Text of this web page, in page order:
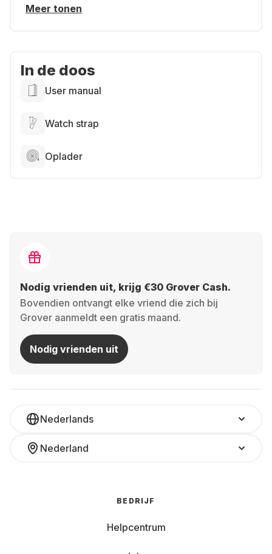
Meer tonen
In de doos
User manual
Watch strap
Oplader
Nodig vrienden uit, krijg €30 Grover Cash.
Bovendien ontvangt elke vriend die zich bij
Grover aanmeldt een gratis maand.
Nodig vrienden uit
Nederlands
Nederland
BEDRIJF
Helpcentrum